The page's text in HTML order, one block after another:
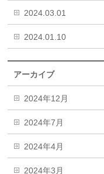
2024.03.01
2024.01.10
アーカイブ
2024年12月
2024年7月
2024年4月
2024年3月